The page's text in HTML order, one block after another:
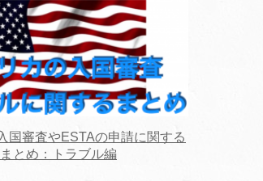
国審査やESTAの申請に関する
まとめ：トラブル編